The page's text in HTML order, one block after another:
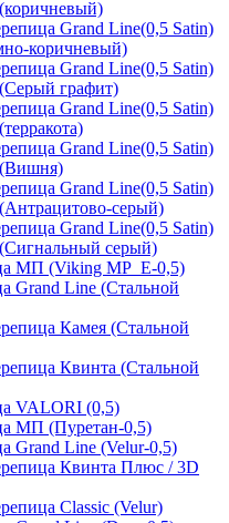
Grand Line(0,5 Satin)
коричневый)
Grand Line(0,5 Satin)
графит)
Grand Line(0,5 Satin)
Grand Line(0,5 Satin)
Grand Line(0,5 Satin)
серый)
Grand Line(0,5 Satin)
серый)
МП (Viking MP_E-0,5)
Grand Line (Стальной
Камея (Стальной
Квинта (Стальной
VALORI (0,5)
МП (Пуретан-0,5)
Grand Line (Velur-0,5)
Квинта Плюс / 3D
Classic (Velur)